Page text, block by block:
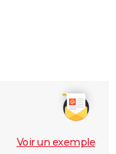
Voir un exemple